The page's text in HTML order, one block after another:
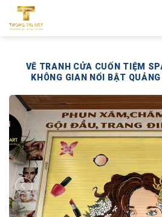
qua
VẼ TRANH CỬA CUỐN TIỆM
KHÔNG GIAN NỔI BẬT